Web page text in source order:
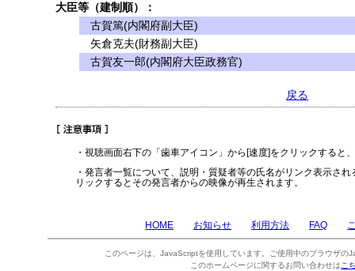
大臣等（建制順）：
古賀篤(内閣府副大臣)
矢倉克夫(財務副大臣)
古賀友一郎(内閣府大臣政務官)
戻る
・視聴画面右下の「歯車アイコン」から[速度]をクリックすると
・発言者一覧について、説明・質疑者等の氏名がリンク表示さ
リックするとその発言者からの映像が再生されます。
HOME お知らせ 利用方法 FAQ
このページは、JavaScriptを使用しています。ご使用中のブラウザの
このホームページに関するお問い合わせは こ